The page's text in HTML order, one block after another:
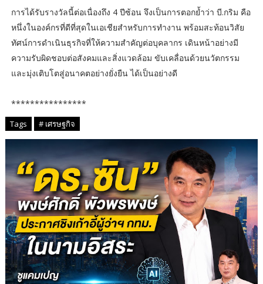
การได้รับรางวัลนี้ต่อเนื่องถึง 4 ปีซ้อน จึงเป็นการตอกย้ำว่า บี.กริม คือ
หนึ่งในองค์กรที่ดีที่สุดในเอเชียสำหรับการทำงาน พร้อมสะท้อนวิสัย
ทัศน์การดำเนินธุรกิจที่ให้ความสำคัญต่อบุคลากร เดินหน้าอย่างมี
ความรับผิดชอบต่อสังคมและสิ่งแวดล้อม ขับเคลื่อนด้วยนวัตกรรม
และมุ่งเติบโตสู่อนาคตอย่างยั่งยืน ได้เป็นอย่างดี
****************
Tags # เศรษฐกิจ